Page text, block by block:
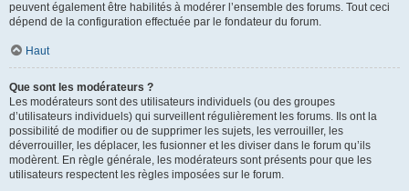
peuvent également être habilités à modérer l’ensemble des forums. Tout ceci
dépend de la configuration effectuée par le fondateur du forum.
Haut
Que sont les modérateurs ?
Les modérateurs sont des utilisateurs individuels (ou des groupes
d’utilisateurs individuels) qui surveillent régulièrement les forums. Ils ont la
possibilité de modifier ou de supprimer les sujets, les verrouiller, les
déverrouiller, les déplacer, les fusionner et les diviser dans le forum qu’ils
modèrent. En règle générale, les modérateurs sont présents pour que les
utilisateurs respectent les règles imposées sur le forum.